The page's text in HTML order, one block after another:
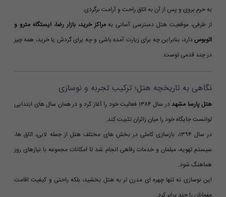
به حرم بروی و پس از آن به اتاق راحت و آرامت برگردی.
از طرفی، موقعیت هتل دسترسی آسانی بهمراکز خرید، بازار رضا، ایستگاه مترو و
اتوبوسدارد، بنابراین چه برای زیارت آمده باشی و چه برای گردش یا خرید، همه چیز
در چند قدمی توست.
نگاهی به تاریخچه هتل؛ ترکیب تجربه و نوسازی
هتل پارسا مشهد
در سال ۱۳۸۴ فعالیت خود را آغاز کرد و در همان سال های ابتدایی
توانست جایگاه خود را میان زائران تثبیت کند.
در سال ۱۳۹۴، بازسازی کاملی در بخش های مختلف هتل از جمله لابی، اتاق ها،
سیستم تهویه، مبلمان و خدمات رفاهی انجام شد تا امکانات مجموعه با نیازهای روز
هماهنگ شود.
این نوسازی نه تنها چهره ای مدرن تر به هتل بخشید، بلکه راحتی و کیفیت اقامت